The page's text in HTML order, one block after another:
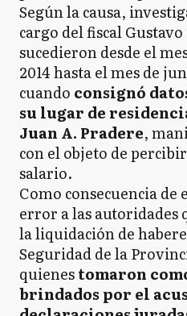
Según la causa,
cargo del fiscal
sucedieron desde el
2014 hasta el mes de
cuando consignó
su lugar de
Juan A. Pradere,
con el objeto de
salario.
Como consecuencia
error a las autoridades
la liquidación de
Seguridad de la
quienestomaron
brindados por el